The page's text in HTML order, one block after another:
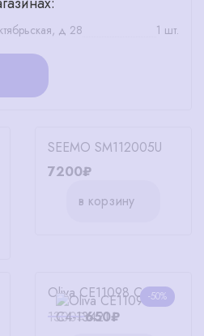
д 28 1 шт.
SEEMO SM112005U
7200₽
в корзину
-50%
Oliva СЕ11098 С4
1300₽650₽